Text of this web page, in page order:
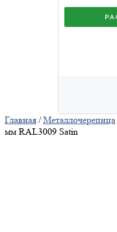
Главная /Металлочерепица
мм RAL3009 Satin